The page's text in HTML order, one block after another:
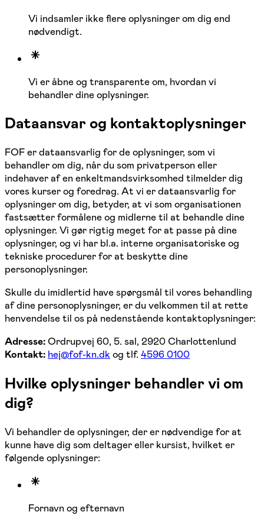
Vi indsamler ikke flere oplysninger om dig end
nødvendigt.
Vi er åbne og transparente om, hvordan vi
behandler dine oplysninger.
Dataansvar og kontaktoplysninger
FOF er dataansvarlig for de oplysninger, som vi
behandler om dig, når du som privatperson eller
indehaver af en enkeltmandsvirksomhed tilmelder dig
vores kurser og foredrag. At vi er dataansvarlig for
oplysninger om dig, betyder, at vi som organisationen
fastsætter formålene og midlerne til at behandle dine
oplysninger. Vi gør rigtig meget for at passe på dine
oplysninger, og vi har bl.a. interne organisatoriske og
tekniske procedurer for at beskytte dine
personoplysninger.
Skulle du imidlertid have spørgsmål til vores behandling
af dine personoplysninger, er du velkommen til at rette
henvendelse til os på nedenstående kontaktoplysninger:
Adresse:Ordrupvej 60, 5. sal, 2920 Charlottenlund
Kontakt: hej@fof-kn.dk og tlf. 4596 0100
Hvilke oplysninger behandler vi om
dig?
Vi behandler de oplysninger, der er nødvendige for at
kunne have dig som deltager eller kursist, hvilket er
følgende oplysninger:
Fornavn og efternavn